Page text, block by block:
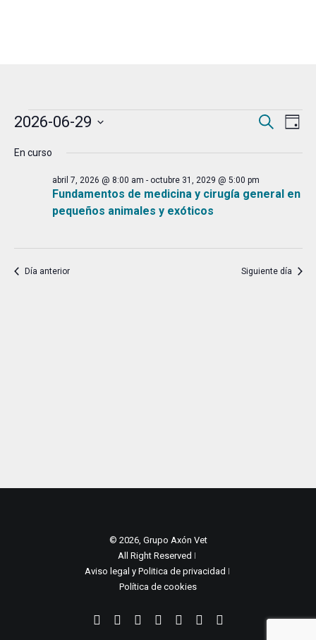
Eventos
en
junio
2026
de
y
de
Buscar
Día
2026-06-29
la
En curso
Fundamentos de medicina y cirugía general en
pequeños animales y exóticos
abril 7, 2026 @ 8:00 am - octubre 31, 2029 @ 5:00 pm
Día anterior Siguiente día
© 2026, Grupo Axón Vet
All Right Reserved ǀ
Aviso legal y Politica de privacidad ǀ
Política de cookies